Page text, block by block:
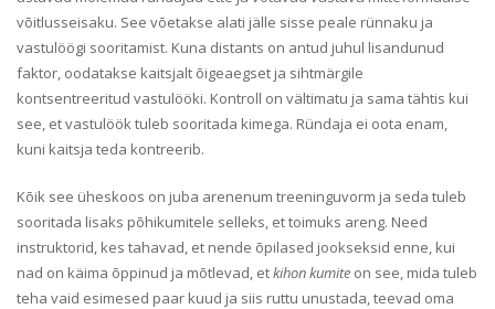
võitlusseisaku. See võetakse alati jälle sisse peale rünnaku ja
vastulöögi sooritamist. Kuna distants on antud juhul lisandunud
faktor, oodatakse kaitsjalt õigeaegset ja sihtmärgile
kontsentreeritud vastulööki. Kontroll on vältimatu ja sama tähtis kui
see, et vastulöök tuleb sooritada kimega. Ründaja ei oota enam,
kuni kaitsja teda kontreerib.
Kõik see üheskoos on juba arenenum treeninguvorm ja seda tuleb
sooritada lisaks põhikumitele selleks, et toimuks areng. Need
instruktorid, kes tahavad, et nende õpilased jookseksid enne, kui
nad on käima õppinud ja mõtlevad, etkihonkumite on see, mida tuleb
teha vaid esimesed paar kuud ja siis ruttu unustada, teevad oma